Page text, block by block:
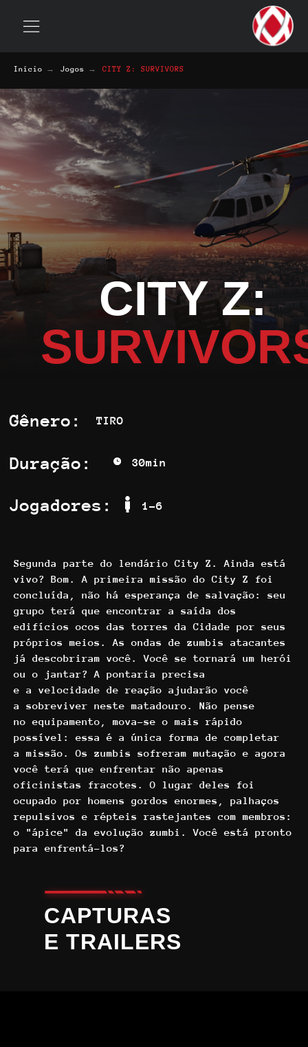
Início → Jogos → CITY Z: SURVIVORS
CITY Z:
Gênero:
Duração:
Jogadores:
30min
1-6
Segunda parte do lendário City Z. Ainda está
vivo? Bom. A primeira missão do City Z foi
concluída, não há esperança de salvação: seu
grupo terá que encontrar a saída dos
edifícios ocos das torres da Cidade por seus
próprios meios. As ondas de zumbis atacantes
já descobriram você. Você se tornará um herói
ou o jantar? A pontaria precisa
e a velocidade de reação ajudarão você
a sobreviver neste matadouro. Não pense
no equipamento, mova-se o mais rápido
possível: essa é a única forma de completar
a missão. Os zumbis sofreram mutação e agora
você terá que enfrentar não apenas
oficinistas fracotes. O lugar deles foi
ocupado por homens gordos enormes, palhaços
repulsivos e répteis rastejantes com membros:
o "ápice" da evolução zumbi. Você está pronto
para enfrentá-los?
CAPTURAS
E TRAILERS